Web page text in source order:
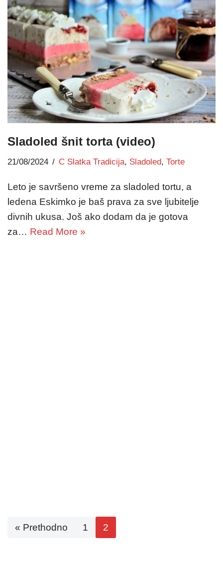
Sladoled šnit torta (video)
21/08/2024 C Slatka Tradicija, Sladoled, Torte
Leto je savršeno vreme za sladoled tortu, a
ledena Eskimko je baš prava za sve ljubitelje
divnih ukusa. Još ako dodam da je gotova
za… Read More »
« Prethodno 1 2